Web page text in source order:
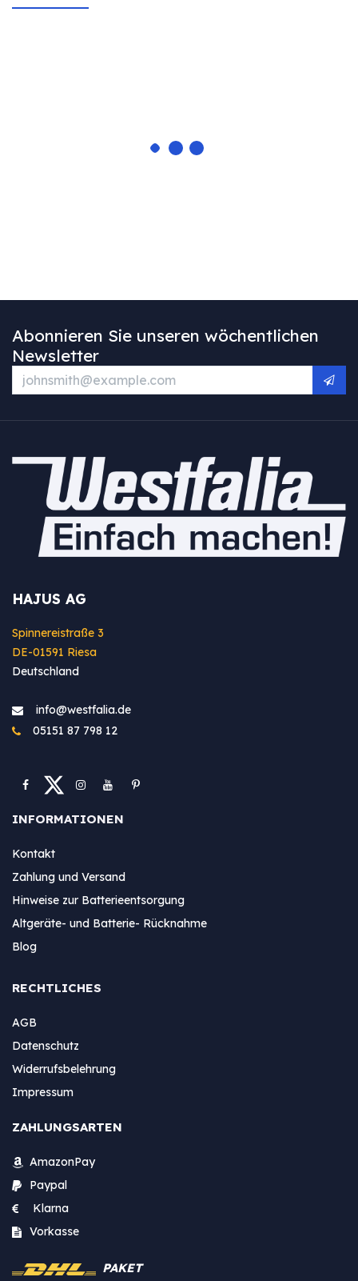
Abonnieren Sie unseren wöchentlichen
Newsletter
HAJUS AG
Spinnereistraße 3
DE-01591 Riesa
Deutschland
info@westfa​lia.de
05151 87 798 12
INFORMATIONEN
Kontakt
Zahlung und Versand
Hinweise zur Batterieentsorgung
Altgeräte- und Batterie- Rücknahme
Blog
RECHTLICHES
AGB
Datenschutz
Widerrufsbelehrung
Impressum
ZAHLUNGSARTEN
AmazonPay
Paypal
Klarna
Vorkasse
PAKET